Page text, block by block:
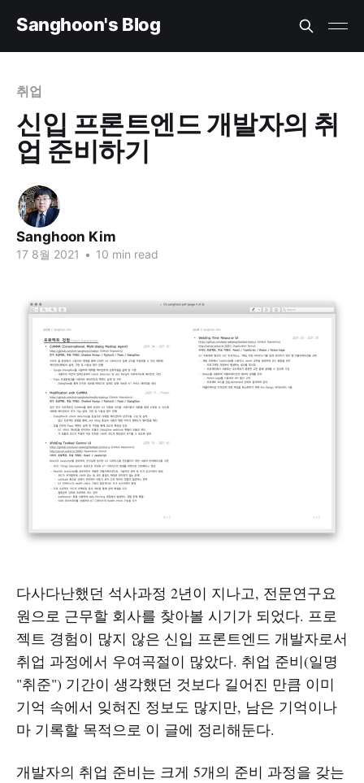
Sanghoon's Blog
취업
신입 프론트엔드 개발자의 취
업 준비하기
Sanghoon Kim
17 8월 2021 • 10 min read
다사다난했던 석사과정 2년이 지나고, 전문연구요
원으로 근무할 회사를 찾아볼 시기가 되었다. 프로
젝트 경험이 많지 않은 신입 프론트엔드 개발자로서
취업 과정에서 우여곡절이 많았다. 취업 준비(일명
"취준") 기간이 생각했던 것보다 길어진 만큼 이미
기억 속에서 잊혀진 정보도 많지만, 남은 기억이나
마 기록할 목적으로 이 글에 정리해둔다.
개발자의 취업 준비는 크게 5개의 준비 과정을 갖는